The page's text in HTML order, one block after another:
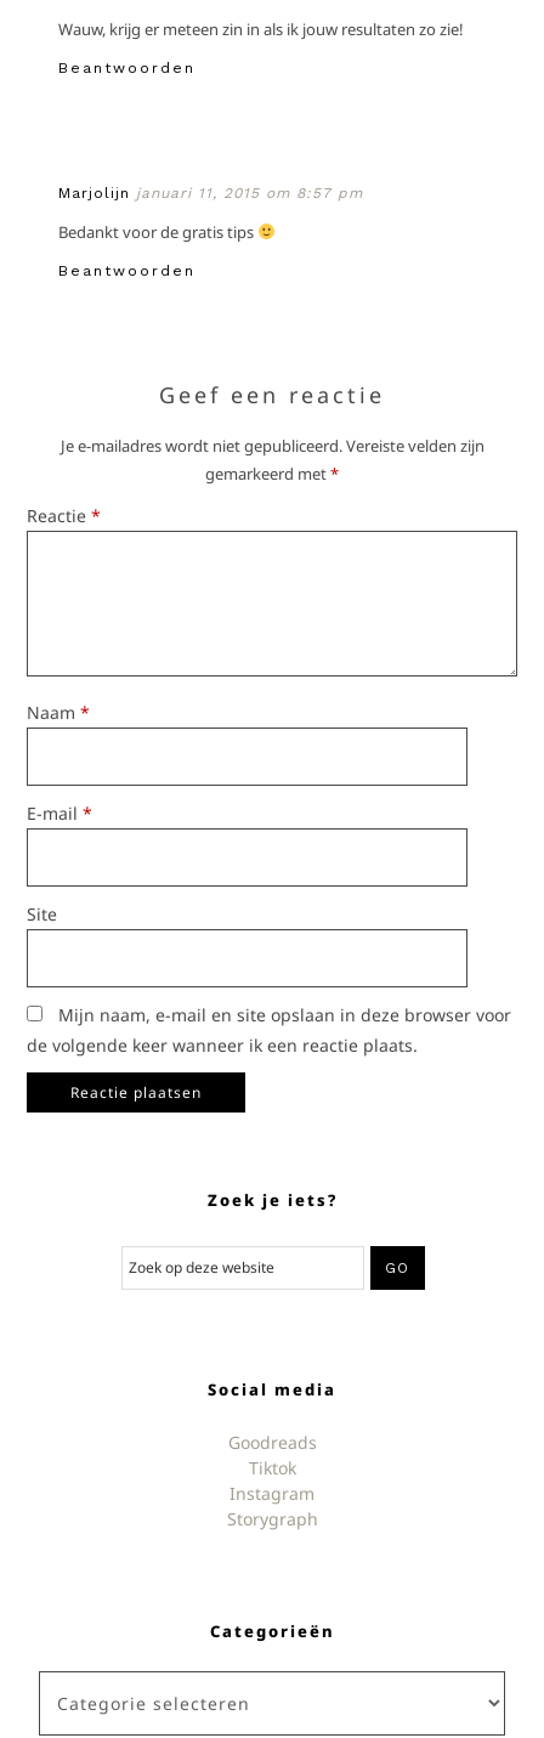
Wauw, krijg er meteen zin in als ik jouw resultaten zo zie!
Beantwoorden
Marjolijn januari 11, 2015 om 8:57 pm
Bedankt voor de gratis tips
Beantwoorden
Geef een reactie
Je e-mailadres wordt niet gepubliceerd.Vereiste velden zijn
gemarkeerd met*
Reactie*
Naam*
E-mail*
Site
Mijn naam, e-mail en site opslaan in deze browser voor
de volgende keer wanneer ik een reactie plaats.
Zoek je iets?
Social media
Goodreads
Tiktok
Instagram
Storygraph
Categorieën